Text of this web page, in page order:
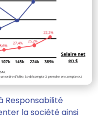
Responsabilité
la société ainsi